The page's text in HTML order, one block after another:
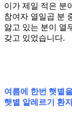
이가 제일 적은 분
참여자 열일곱 분
앓고 있는 분이 열
갖고 있었습니다.
여름에 한번 햇볕
햇볕 알레르기 환